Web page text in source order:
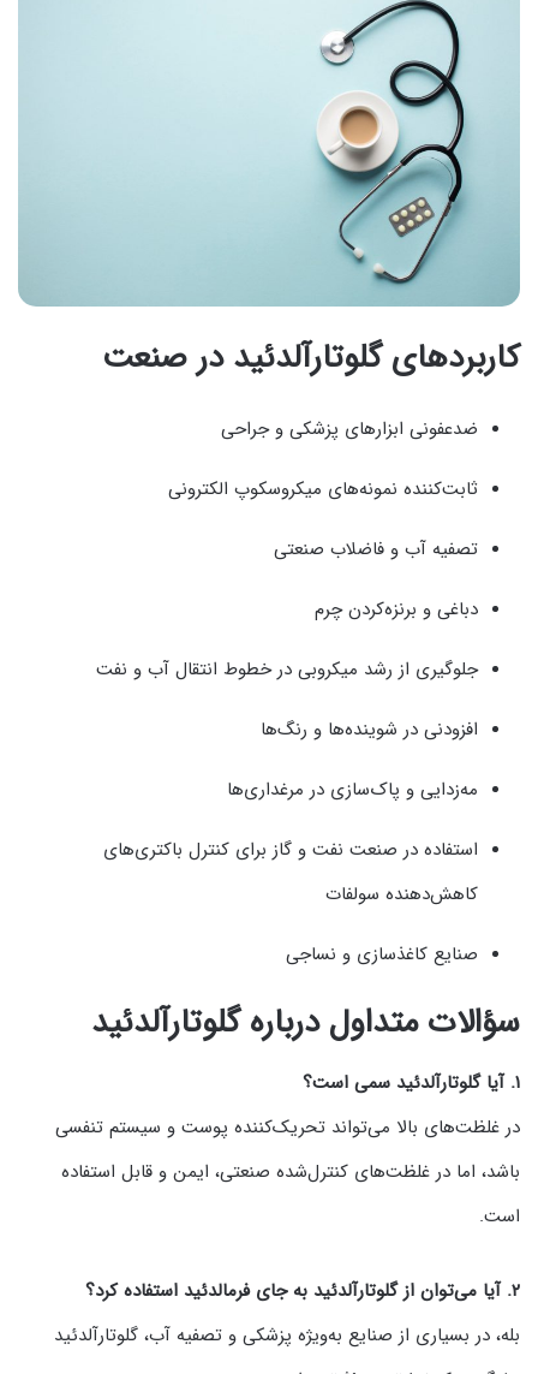
کاربردهای گلوتارآلدئید در صنعت
ضدعفونی ابزارهای پزشکی و جراحی
ثابت‌کننده نمونه‌های میکروسکوپ الکترونی
تصفیه آب و فاضلاب صنعتی
دباغی و برنزه‌کردن چرم
جلوگیری از رشد میکروبی در خطوط انتقال آب و نفت
افزودنی در شوینده‌ها و رنگ‌ها
مه‌زدایی و پاک‌سازی در مرغداری‌ها
استفاده در صنعت نفت و گاز برای کنترل باکتری‌های
کاهش‌دهنده سولفات
صنایع کاغذسازی و نساجی
سؤالات متداول درباره گلوتارآلدئید
۱. آیا گلوتارآلدئید سمی است؟
در غلظت‌های بالا می‌تواند تحریک‌کننده پوست و سیستم تنفسی
باشد، اما در غلظت‌های کنترل‌شده صنعتی، ایمن و قابل استفاده
است.
۲. آیا می‌توان از گلوتارآلدئید به جای فرمالدئید استفاده کرد؟
بله، در بسیاری از صنایع به‌ویژه پزشکی و تصفیه آب، گلوتارآلدئید